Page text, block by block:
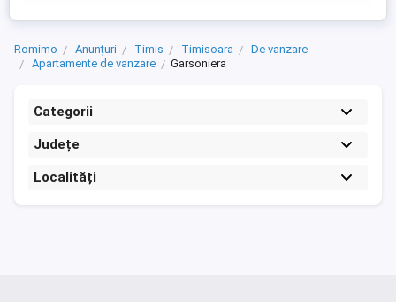
Romimo Anunțuri Timis Timisoara
De vanzare
Apartamente de vanzare
Garsoniera
Categorii
Județe
Localități